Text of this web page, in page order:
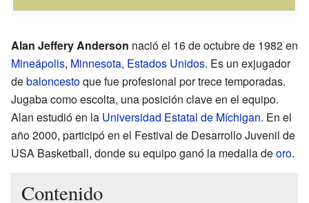
Alan Jeffery Anderson nació el 16 de octubre de 1982 en
Mineápolis, Minnesota, Estados Unidos. Es un exjugador
debaloncestoque fue profesional por trece temporadas.
Jugaba como escolta, una posición clave en el equipo.
Alan estudió en la Universidad Estatal de Míchigan. En el
año 2000, participó en el Festival de Desarrollo Juvenil de
USA Basketball, donde su equipo ganó la medalla deoro.
Contenido